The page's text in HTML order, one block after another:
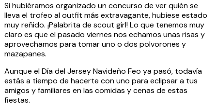
Si hubiéramos organizado un concurso de ver quién se
lleva el trofeo al outfit más extravagante, hubiese estado
muy reñido. ¡Palabrita de scout girl! Lo que tenemos muy
claro es que el pasado viernes nos echamos unas risas y
aprovechamos para tomar uno o dos polvorones y
mazapanes.
Aunque el Día del Jersey Navideño Feo ya pasó, todavía
estás a tiempo de hacerte con uno para eclipsar a tus
amigos y familiares en las comidas y cenas de estas
fiestas.